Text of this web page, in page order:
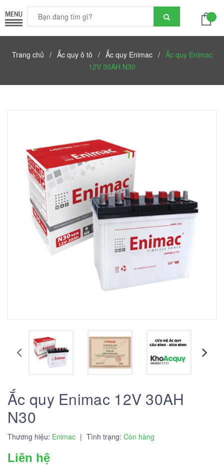
Trang chủ / Ắc quy ô tô / Ắc quy Enimac / Ắc quy Enimac
12V 30AH N30
Ắc quy Enimac 12V 30AH
N30
Thương hiệu: Enimac | Tình trạng: Còn hàng
Liên hệ